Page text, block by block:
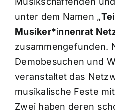
unter dem Namen „
Musiker*innenrat
zusammengefunden.
Demobesuchen und
veranstaltet das
musikalische Feste
Zwei haben deren